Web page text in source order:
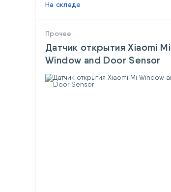
На складе
Прочее
Датчик открытия Xiaomi Mi
Window and Door Sensor